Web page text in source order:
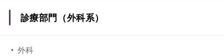
糖代謝・内分泌内科
診療部門（外科系）
外科